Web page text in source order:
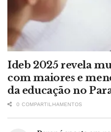
Ideb 2025 revela
com maiores e
da educação no
0 COMPARTILHAMENTOS